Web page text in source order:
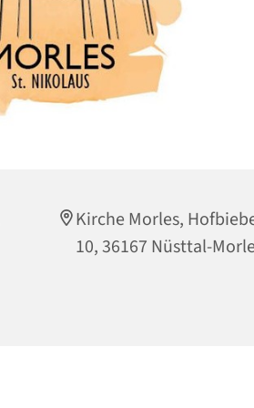
Kirche Morles,
10, 36167 Nüsttal-